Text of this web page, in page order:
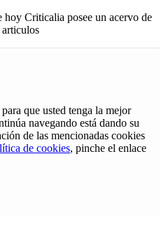
hoy Criticalia posee un acervo de
que usted tenga la mejor
navegando está dando su
de las mencionadas cookies
de cookies, pinche el enlace